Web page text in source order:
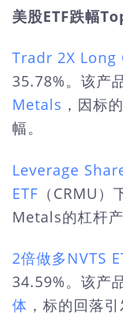
美股ETF跌幅
Tradr 2X Long
35.78%。该产
Metals ，因标
幅。
Leverage
ETF （CRMU
Metals的杠杆
2倍做多NVTS
34.59%。该产
体 ，标的回落